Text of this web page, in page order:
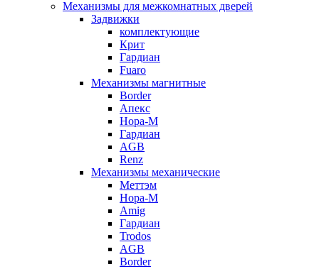
Механизмы для межкомнатных дверей
Задвижки
комплектующие
Крит
Гардиан
Fuaro
Механизмы магнитные
Border
Апекс
Нора-М
Гардиан
AGB
Renz
Механизмы механические
Меттэм
Нора-М
Amig
Гардиан
Trodos
AGB
Border